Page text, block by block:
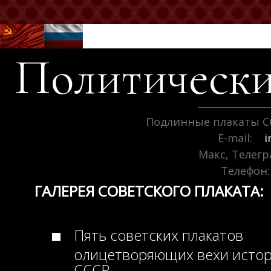
Подлинные плакаты
E-mail:
Макс,
Телефон:
ГАЛЕРЕЯ СОВЕТСКОГО ПЛАКАТА:
Пять советских плакатов
олицетворяющих вехи
СССР